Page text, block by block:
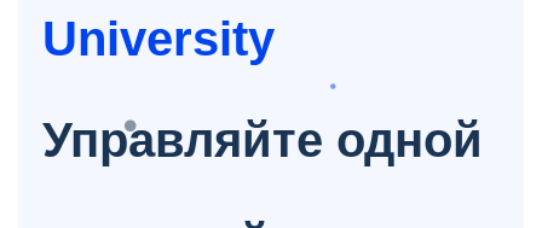
University
Управляйте одной